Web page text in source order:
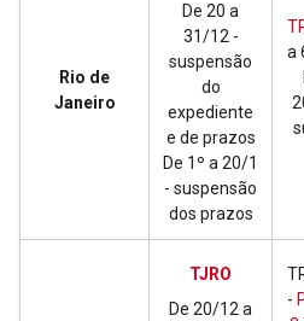
Rio de
Janeiro
De 20 a
31/12 -
suspensão
do
expediente
e de prazos
De 1º a 20/1
- suspensão
dos prazos
a
TJRO
De 20/12 a
-